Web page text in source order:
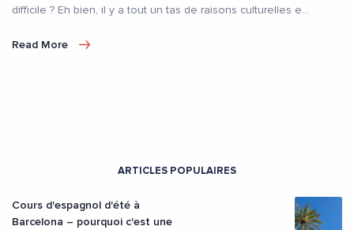
difficile ? Eh bien, il y a tout un tas de raisons culturelles e...
Read More
ARTICLES POPULAIRES
Cours d'espagnol d'été à
Barcelona – pourquoi c'est une